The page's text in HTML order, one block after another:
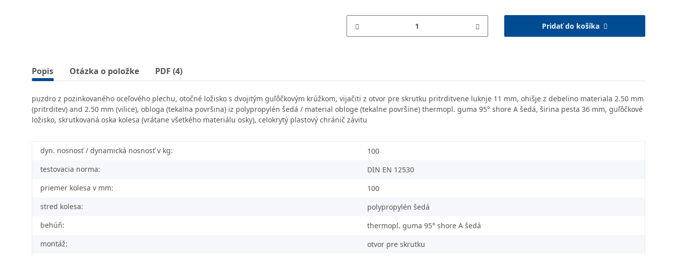
Pridať do košíka
Popis Otázka o položke PDF (4)
puzdro z pozinkovaného oceľového plechu, otočné ložisko s dvojitým guľôčkovým krúžkom, vijačiti z otvor pre skrutku pritrditvene luknje 11 mm, ohišje z debelino materiala 2.50 mm
(pritrditev) and 2.50 mm (vilice), obloga (tekalna površina) iz polypropylén šedá / material obloge (tekalne površine) thermopl. guma 95° shore A šedá, širina pesta 36 mm, guľôčkové
ložisko, skrutkovaná oska kolesa (vrátane všetkého materiálu osky), celokrytý plastový chránič závitu
dyn. nosnosť / dynamická nosnosť v kg:
100
testovacia norma:
DIN EN 12530
priemer kolesa v mm:
100
stred kolesa:
polypropylén šedá
behúň:
thermopl. guma 95° shore A šedá
montáž:
otvor pre skrutku